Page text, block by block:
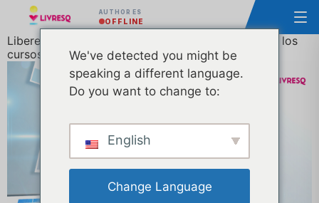
AUTHOR ES
OFFLINE
Libere el poder de los objetos web incrustados en los
cursos de e-learningWe've detected you might be
speaking a different language.
Do you want to change to:
English
Change Language